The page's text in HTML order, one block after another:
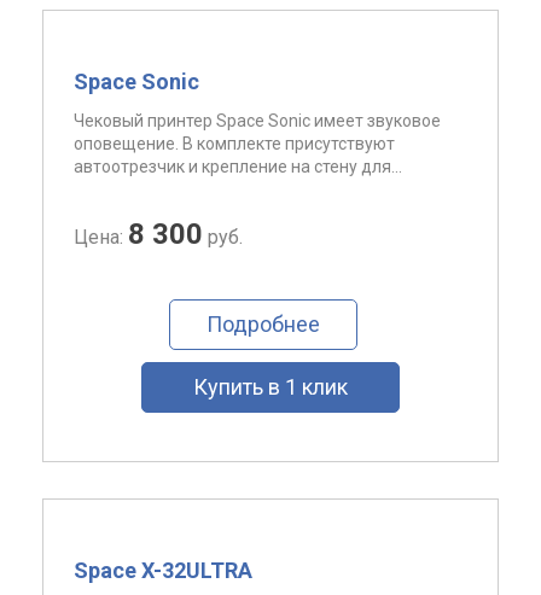
Space Sonic
Чековый принтер Space Sonic имеет звуковое
оповещение. В комплекте присутствуют
автоотрезчик и крепление на стену для...
Цена: 8 300 руб.
Подробнее
Купить в 1 клик
Space X-32ULTRA